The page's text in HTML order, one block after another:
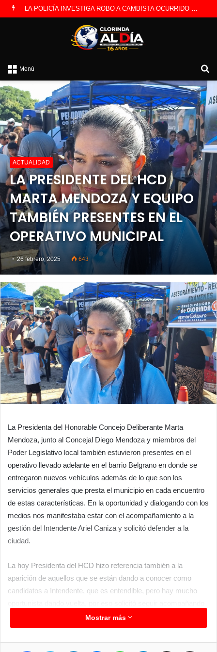
Menú
ACTUALIDAD
LA PRESIDENTE DEL HCD
MARTA MENDOZA Y EQUIPO
TAMBIÉN PRESENTES EN EL
OPERATIVO MUNICIPAL
26 febrero, 2025 643
La Presidenta del Honorable Concejo Deliberante Marta
Mendoza, junto al Concejal Diego Mendoza y miembros del
Poder Legislativo local también estuvieron presentes en el
operativo llevado adelante en el barrio Belgrano en donde se
entregaron nuevos vehículos además de lo que son los
servicios generales que presta el municipio en cada encuentro
de estas características. En la oportunidad y dialogando con los
medios nos manifestaba estar con el acompañamiento a la
gestión del Intendente Ariel Caniza y solicitó defender a la
ciudad.
La hoy Presidenta del HCD hizo referencia también a la
aparición de aquellos que se están dando a conocer como
candidatos a Intendente, que es entendible, pero hay mucho
la transformación que inicio Manuel Celauro y hoy la continua
Ariel Caniza, “defendamos a Clorinda, tenemos que darle el
voto de confianza al compañero Ariel Caniza, para seguir con la
Mostrar más